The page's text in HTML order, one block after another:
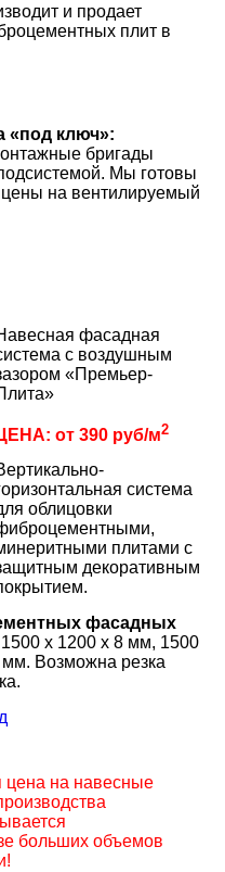
и продает
плит в
«под ключ»:
бригады
Мы готовы
на вентилируемый
фасадная
с воздушным
«Премьер-
от 390 руб/м2
система
облицовки
плитами с
декоративным
фасадных
x 1200 x 8 мм, 1500
Возможна резка
цена на навесные
больших объемов